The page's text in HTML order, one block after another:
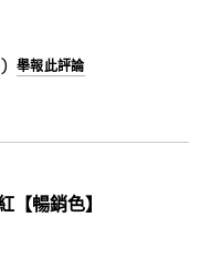
舉報此評論
【暢銷色】